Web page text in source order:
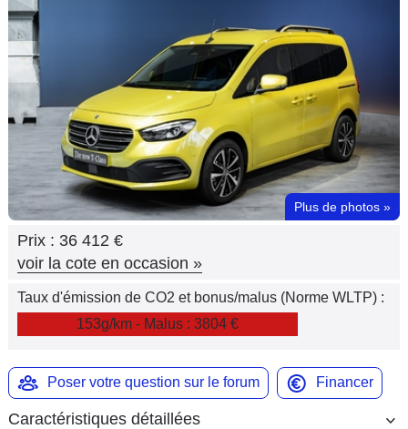
Utilitaires
Flottes
Auto
Services
Forum
Moto
Marques
Plus de photos »
Prix : 36 412 €
voir la cote en occasion »
Taux d'émission de CO2 et bonus/malus (Norme WLTP) :
153g/km - Malus : 3804 €
Poser votre question sur le forum Financer
Caractéristiques détaillées